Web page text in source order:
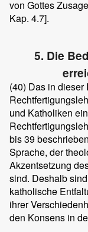
von Gottes
Kap. 4.7].
5. Die
(40) Das in dieser
und Katholiken
bis 39
Sprache, der
Akzentsetzung
sind. Deshalb
katholische
ihrer
den Konsens in